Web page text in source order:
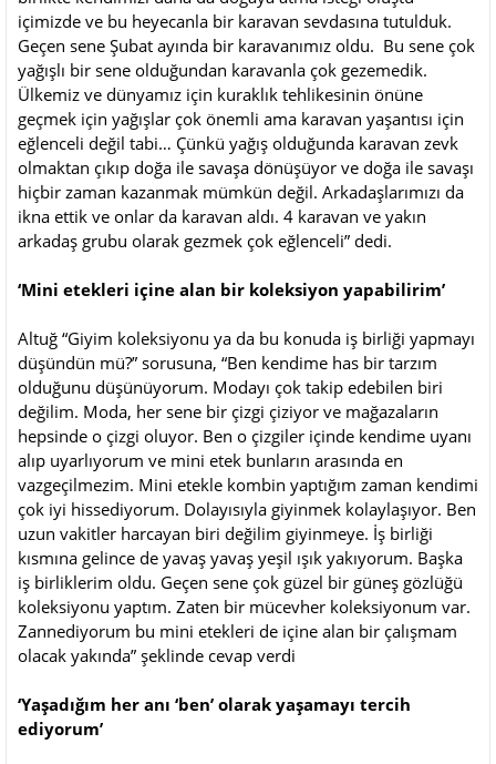
içimizde ve bu heyecanla bir karavan sevdasına tutulduk.
Geçen sene Şubat ayında bir karavanımız oldu. Bu sene çok
yağışlı bir sene olduğundan karavanla çok gezemedik.
Ülkemiz ve dünyamız için kuraklık tehlikesinin önüne
geçmek için yağışlar çok önemli ama karavan yaşantısı için
eğlenceli değil tabi… Çünkü yağış olduğunda karavan zevk
olmaktan çıkıp doğa ile savaşa dönüşüyor ve doğa ile savaşı
hiçbir zaman kazanmak mümkün değil. Arkadaşlarımızı da
ikna ettik ve onlar da karavan aldı. 4 karavan ve yakın
arkadaş grubu olarak gezmek çok eğlenceli” dedi.
‘Mini etekleri içine alan bir koleksiyon yapabilirim’
Altuğ “Giyim koleksiyonu ya da bu konuda iş birliği yapmayı
düşündün mü?” sorusuna, “Ben kendime has bir tarzım
olduğunu düşünüyorum. Modayı çok takip edebilen biri
değilim. Moda, her sene bir çizgi çiziyor ve mağazaların
hepsinde o çizgi oluyor. Ben o çizgiler içinde kendime uyanı
alıp uyarlıyorum ve mini etek bunların arasında en
vazgeçilmezim. Mini etekle kombin yaptığım zaman kendimi
çok iyi hissediyorum. Dolayısıyla giyinmek kolaylaşıyor. Ben
uzun vakitler harcayan biri değilim giyinmeye. İş birliği
kısmına gelince de yavaş yavaş yeşil ışık yakıyorum. Başka
iş birliklerim oldu. Geçen sene çok güzel bir güneş gözlüğü
koleksiyonu yaptım. Zaten bir mücevher koleksiyonum var.
Zannediyorum bu mini etekleri de içine alan bir çalışmam
olacak yakında” şeklinde cevap verdi
‘Yaşadığım her anı ‘ben’ olarak yaşamayı tercih
ediyorum’